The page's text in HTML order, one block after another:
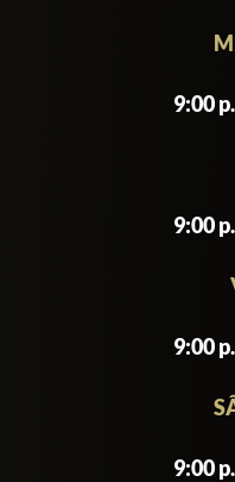
9:00
9:00
9:00
9:00